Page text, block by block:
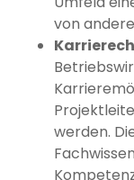
von
werden.